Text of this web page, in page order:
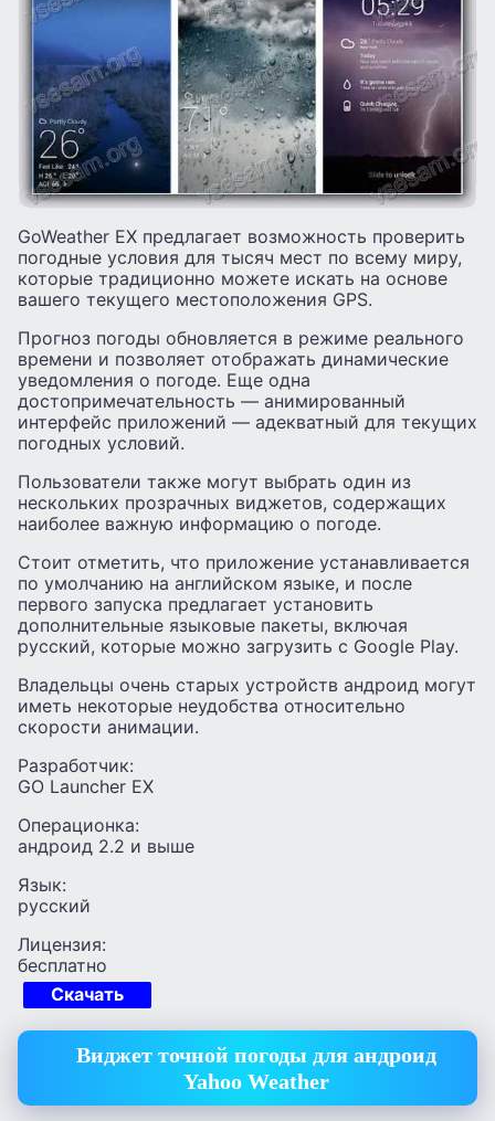
GoWeather EX предлагает возможность проверить
погодные условия для тысяч мест по всему миру,
которые традиционно можете искать на основе
вашего текущего местоположения GPS.
Прогноз погоды обновляется в режиме реального
времени и позволяет отображать динамические
уведомления о погоде. Еще одна
достопримечательность — анимированный
интерфейс приложений — адекватный для текущих
погодных условий.
Пользователи также могут выбрать один из
нескольких прозрачных виджетов, содержащих
наиболее важную информацию о погоде.
Стоит отметить, что приложение устанавливается
по умолчанию на английском языке, и после
первого запуска предлагает установить
дополнительные языковые пакеты, включая
русский, которые можно загрузить с Google Play.
Владельцы очень старых устройств андроид могут
иметь некоторые неудобства относительно
скорости анимации.
Разработчик:
GO Launcher EX
Операционка:
андроид 2.2 и выше
Язык:
русский
Лицензия:
бесплатно
Скачать
Виджет точной погоды для андроид
Yahoo Weather